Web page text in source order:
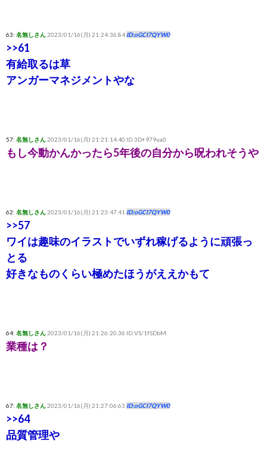
63: 名無しさん2023/01/16(月) 21:24:36.84 ID:oGCI7QYW0
>>61
有給取るは草
アンガーマネジメントやな
57: 名無しさん2023/01/16(月) 21:21:14.40 ID:3D+979ua0
もし今動かんかったら5年後の自分から呪われそうや
62: 名無しさん2023/01/16(月) 21:23:47.41 ID:oGCI7QYW0
>>57
ワイは趣味のイラストでいずれ稼げるように頑張っ
とる
好きなものくらい極めたほうがええかもて
64: 名無しさん2023/01/16(月) 21:26:20.36 ID:VS/1fSDbM
業種は？
67: 名無しさん2023/01/16(月) 21:27:06.63 ID:oGCI7QYW0
>>64
品質管理や